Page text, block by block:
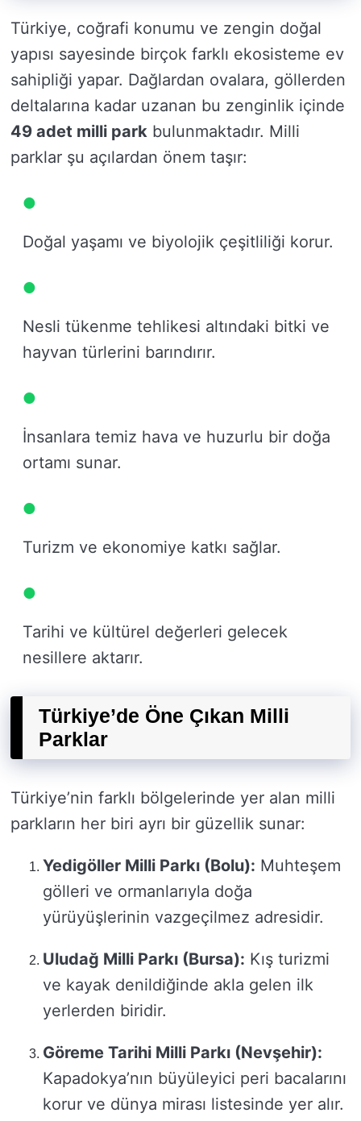
Türkiye, coğrafi konumu ve zengin doğal
yapısı sayesinde birçok farklı ekosisteme ev
sahipliği yapar. Dağlardan ovalara, göllerden
deltalarına kadar uzanan bu zenginlik içinde
49 adet milli park bulunmaktadır. Milli
parklar şu açılardan önem taşır:
Doğal yaşamı ve biyolojik çeşitliliği korur.
Nesli tükenme tehlikesi altındaki bitki ve
hayvan türlerini barındırır.
İnsanlara temiz hava ve huzurlu bir doğa
ortamı sunar.
Turizm ve ekonomiye katkı sağlar.
Tarihi ve kültürel değerleri gelecek
nesillere aktarır.
Türkiye’de Öne Çıkan Milli
Parklar
Türkiye’nin farklı bölgelerinde yer alan milli
parkların her biri ayrı bir güzellik sunar:
Yedigöller Milli Parkı (Bolu): Muhteşem
gölleri ve ormanlarıyla doğa
yürüyüşlerinin vazgeçilmez adresidir.
Uludağ Milli Parkı (Bursa): Kış turizmi
ve kayak denildiğinde akla gelen ilk
yerlerden biridir.
Göreme Tarihi Milli Parkı (Nevşehir):
Kapadokya’nın büyüleyici peri bacalarını
korur ve dünya mirası listesinde yer alır.